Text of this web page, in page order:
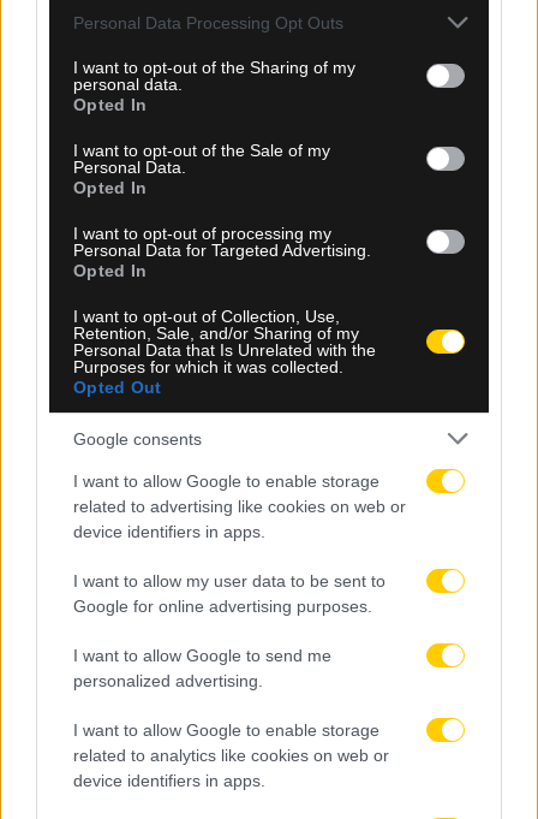
Please note that this website/app uses one or more Google
not limited to your visit or usage behaviour. You may click to
grant or deny consent to Google and its third-party tags to
use your data for below specified purposes in below Google
consent section.
Personal Data Processing Opt Outs
I want to opt-out of the Sharing of my
personal data.
Opted In
I want to opt-out of the Sale of my
Personal Data.
Opted In
I want to opt-out of processing my
Personal Data for Targeted Advertising.
Opted In
I want to opt-out of Collection, Use,
Retention, Sale, and/or Sharing of my
Personal Data that Is Unrelated with the
Purposes for which it was collected.
Opted Out
Google consents
I want to allow Google to enable storage
related to advertising like cookies on web or
device identifiers in apps.
I want to allow my user data to be sent to
Google for online advertising purposes.
I want to allow Google to send me
personalized advertising.
I want to allow Google to enable storage
related to analytics like cookies on web or
device identifiers in apps.
07.08.2026, 00:08
Βαθμολογία UEFA: Έχασε έδαφος η Ελλάδα μετά
Δίχως νίκη οι ελληνικές ομάδες στην Ευρώπη
αυτή την εβδομάδα